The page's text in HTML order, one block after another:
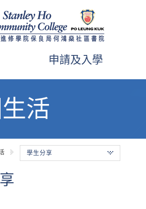
申請及入學
活
學生分享